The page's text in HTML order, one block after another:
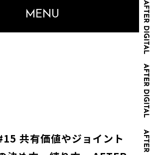
MENU
共有価値やジョイント